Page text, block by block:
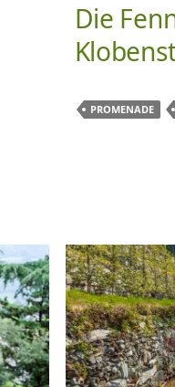
Die
PROMENADE